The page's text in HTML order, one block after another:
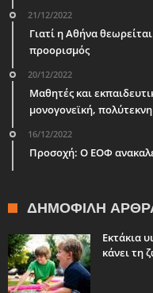
21/12/2022
Γιατί η Αθήνα
προορισμός
20/12/2022
Μαθητές και
μονογονεϊκή,
16/12/2022
Προσοχή: Ο ΕΟΦ
ΔΗΜΟΦΙΛΉ
Εκτάκια
κάνει τη